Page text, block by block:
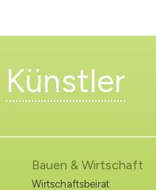
Künstler
Bauen & Wirtschaft
Wirtschaftsbeirat